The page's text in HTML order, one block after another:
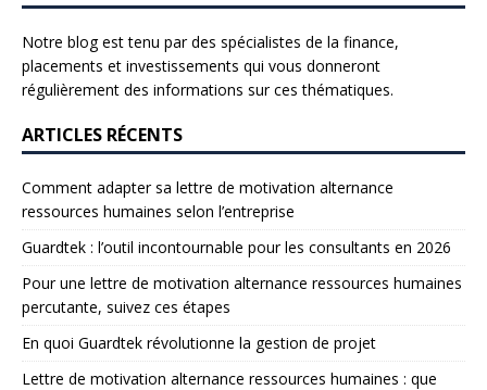
Notre blog est tenu par des spécialistes de la finance,
placements et investissements qui vous donneront
régulièrement des informations sur ces thématiques.
ARTICLES RÉCENTS
Comment adapter sa lettre de motivation alternance
ressources humaines selon l’entreprise
Guardtek : l’outil incontournable pour les consultants en 2026
Pour une lettre de motivation alternance ressources humaines
percutante, suivez ces étapes
En quoi Guardtek révolutionne la gestion de projet
Lettre de motivation alternance ressources humaines : que